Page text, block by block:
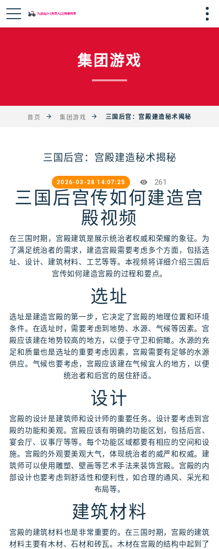
集团游戏
首页 集团游戏 三国后宫：宫殿建造秘术揭秘
三国后宫：宫殿建造秘术揭秘
2026-03-28 14:07:25 261
三国后宫传如何建造宫
殿视频
在三国时期，宫殿建筑是展示统治者权威和荣耀的象征。为
了满足统治者的需求，建造宫殿需要考虑多个方面，包括选
址、设计、建筑材料、工艺等等。本视频将详细介绍三国后
宫传如何建造宫殿的过程和要点。
选址
选址是建造宫殿的第一步，它决定了宫殿的地理位置和环境
条件。在选址时，需要考虑到地势、水源、气候等因素。宫
殿应该建在地势较高的地方，以便于守卫和俯瞰。水源的充
足和质量也是选址的重要考虑因素，宫殿需要有足够的水源
供应。气候也要考虑，宫殿应该建在气候宜人的地方，以便
统治者和后宫的居住舒适。
设计
宫殿的设计是建筑师和设计师的重要任务。设计要考虑到宫
殿的功能和美观。宫殿应该有明确的功能区划，包括后宫、
宴会厅、议事厅等等。每个功能区域都要有相应的空间和设
施。宫殿的外观要美观大气，体现统治者的威严和权威。建
筑师可以使用雕塑、壁画等艺术手法来装饰宫殿。宫殿的内
部设计也要考虑到舒适性和便利性，如合理的通风、采光和
布局等。
建筑材料
宫殿的建筑材料也是非常重要的。在三国时期，宫殿的建筑
材料主要有木材、石材和砖瓦。木材在宫殿的结构中起到了